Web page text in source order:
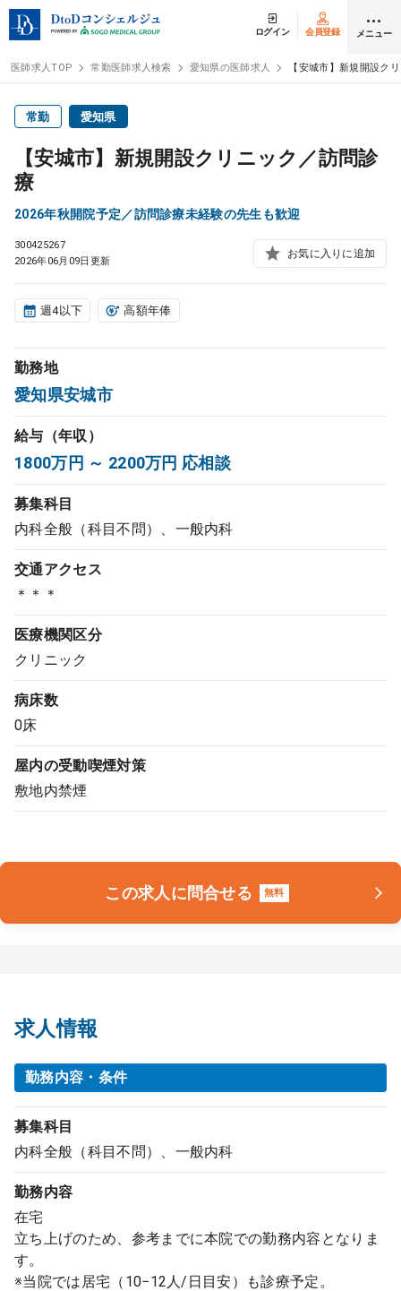
ログイン 会員登録 メニュー
医師求人
常勤検索
スポット検索 アルバイト
DtoDの転職・
コンサルタント
成功事例
転職ノウハウ
0120-337-613
クリニック開業
お問合せ
採用をお考えの医療機関の方
医師求人TOP 常勤医師求人検索 愛知県の医師求人 【安城市】新規開設ク
常勤 愛知県
【安城市】新規開設クリニック／訪問診
療
2026年秋開院予定／訪問診療未経験の先生も歓迎
300425267
2026年06月09日更新
お気に入りに追加
週4以下 高額年俸
勤務地
愛知県安城市
給与（年収）
1800万円 ～ 2200万円 応相談
募集科目
内科全般（科目不問）、一般内科
交通アクセス
＊＊＊
医療機関区分
クリニック
病床数
0床
屋内の受動喫煙対策
敷地内禁煙
この求人に問合せる 無料
求人情報
勤務内容・条件
募集科目
内科全般（科目不問）、一般内科
勤務内容
在宅
立ち上げのため、参考までに本院での勤務内容となりま
す。
※当院では居宅（10−12人/日目安）も診療予定。